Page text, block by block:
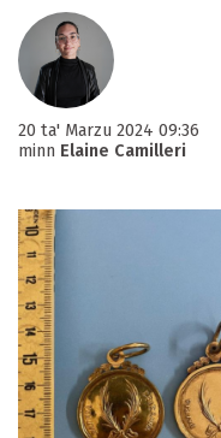
20 ta' Marzu 2024 09:36
minn Elaine Camilleri